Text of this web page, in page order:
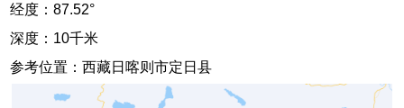
经度：87.52°
深度：10千米
参考位置：西藏日喀则市定日县